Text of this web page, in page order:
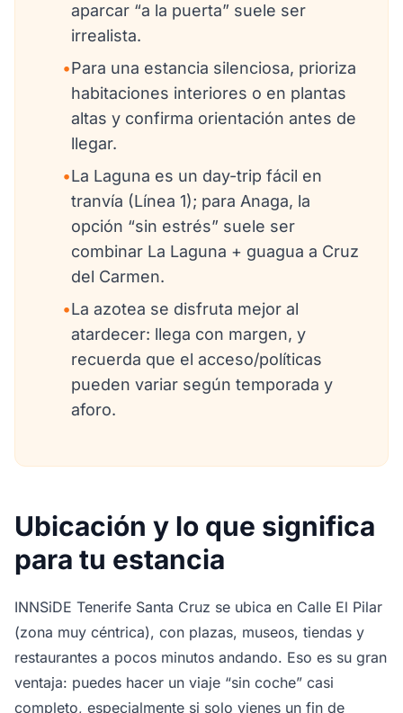
aparcar “a la puerta” suele ser
irrealista.
•Para una estancia silenciosa, prioriza
habitaciones interiores o en plantas
altas y confirma orientación antes de
llegar.
•La Laguna es un day-trip fácil en
tranvía (Línea 1); para Anaga, la
opción “sin estrés” suele ser
combinar La Laguna + guagua a Cruz
del Carmen.
•La azotea se disfruta mejor al
atardecer: llega con margen, y
recuerda que el acceso/políticas
pueden variar según temporada y
aforo.
Ubicación y lo que significa
para tu estancia
INNSiDE Tenerife Santa Cruz se ubica en Calle El Pilar
(zona muy céntrica), con plazas, museos, tiendas y
restaurantes a pocos minutos andando. Eso es su gran
ventaja: puedes hacer un viaje “sin coche” casi
completo, especialmente si solo vienes un fin de